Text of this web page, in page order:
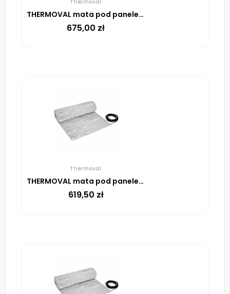
Thermoval
THERMOVAL mata pod panele WT 2010 AL 150 W/m²-7M²
675,00 zł
Thermoval
THERMOVAL mata pod panele WT 2010 AL 150 W/m²-6M²
619,50 zł